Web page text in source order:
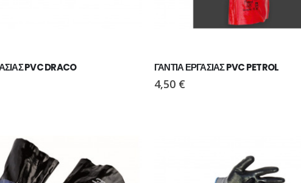
PVC DRACO ΓΑΝΤΙΑ ΕΡΓΑΣΙΑΣ PVC PETROL
4,50 €